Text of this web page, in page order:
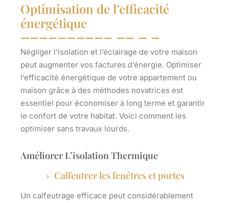
Optimisation de l’efficacité
énergétique
Négliger l’isolation et l’éclairage de votre maison
peut augmenter vos factures d’énergie. Optimiser
l’efficacité énergétique de votre appartement ou
maison grâce à des méthodes novatrices est
essentiel pour économiser à long terme et garantir
le confort de votre habitat. Voici comment les
optimiser sans travaux lourds.
Améliorer L’isolation Thermique
Calfeutrer les fenêtres et portes
Un calfeutrage efficace peut considérablement